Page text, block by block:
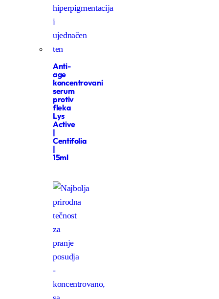
Anti-
age
koncentrovani
serum
protiv
fleka
Lys
Active
|
Centifolia
|
15ml